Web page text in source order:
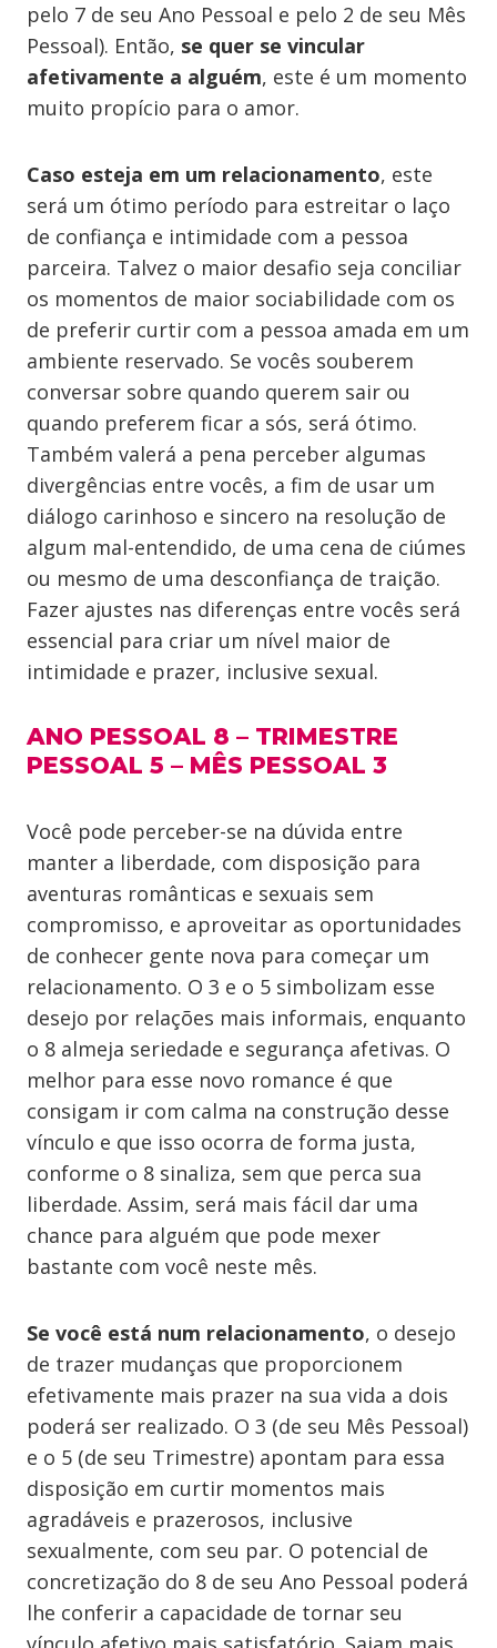
pelo 7 de seu Ano Pessoal e pelo 2 de seu Mês
Pessoal). Então, se quer se vincular
afetivamente a alguém, este é um momento
muito propício para o amor.
Caso esteja em um relacionamento, este
será um ótimo período para estreitar o laço
de confiança e intimidade com a pessoa
parceira. Talvez o maior desafio seja conciliar
os momentos de maior sociabilidade com os
de preferir curtir com a pessoa amada em um
ambiente reservado. Se vocês souberem
conversar sobre quando querem sair ou
quando preferem ficar a sós, será ótimo.
Também valerá a pena perceber algumas
divergências entre vocês, a fim de usar um
diálogo carinhoso e sincero na resolução de
algum mal-entendido, de uma cena de ciúmes
ou mesmo de uma desconfiança de traição.
Fazer ajustes nas diferenças entre vocês será
essencial para criar um nível maior de
intimidade e prazer, inclusive sexual.
ANO PESSOAL 8 – TRIMESTRE
PESSOAL 5 – MÊS PESSOAL 3
Você pode perceber-se na dúvida entre
manter a liberdade, com disposição para
aventuras românticas e sexuais sem
compromisso, e aproveitar as oportunidades
de conhecer gente nova para começar um
relacionamento. O 3 e o 5 simbolizam esse
desejo por relações mais informais, enquanto
o 8 almeja seriedade e segurança afetivas. O
melhor para esse novo romance é que
consigam ir com calma na construção desse
vínculo e que isso ocorra de forma justa,
conforme o 8 sinaliza, sem que perca sua
liberdade. Assim, será mais fácil dar uma
chance para alguém que pode mexer
bastante com você neste mês.
Se você está num relacionamento, o desejo
de trazer mudanças que proporcionem
efetivamente mais prazer na sua vida a dois
poderá ser realizado. O 3 (de seu Mês Pessoal)
e o 5 (de seu Trimestre) apontam para essa
disposição em curtir momentos mais
agradáveis e prazerosos, inclusive
sexualmente, com seu par. O potencial de
concretização do 8 de seu Ano Pessoal poderá
lhe conferir a capacidade de tornar seu